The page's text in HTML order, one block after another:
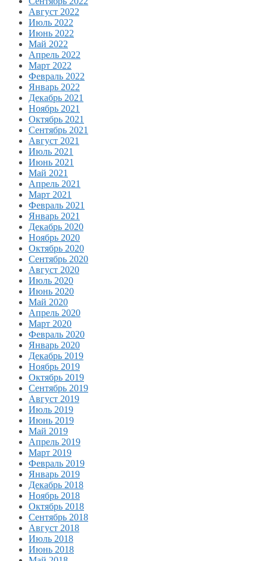
Август 2022
Июль 2022
Июнь 2022
Май 2022
Апрель 2022
Март 2022
Февраль 2022
Январь 2022
Декабрь 2021
Ноябрь 2021
Октябрь 2021
Сентябрь 2021
Август 2021
Июль 2021
Июнь 2021
Май 2021
Апрель 2021
Март 2021
Февраль 2021
Январь 2021
Декабрь 2020
Ноябрь 2020
Октябрь 2020
Сентябрь 2020
Август 2020
Июль 2020
Июнь 2020
Май 2020
Апрель 2020
Март 2020
Февраль 2020
Январь 2020
Декабрь 2019
Ноябрь 2019
Октябрь 2019
Сентябрь 2019
Август 2019
Июль 2019
Июнь 2019
Май 2019
Апрель 2019
Март 2019
Февраль 2019
Январь 2019
Декабрь 2018
Ноябрь 2018
Октябрь 2018
Сентябрь 2018
Август 2018
Июль 2018
Июнь 2018